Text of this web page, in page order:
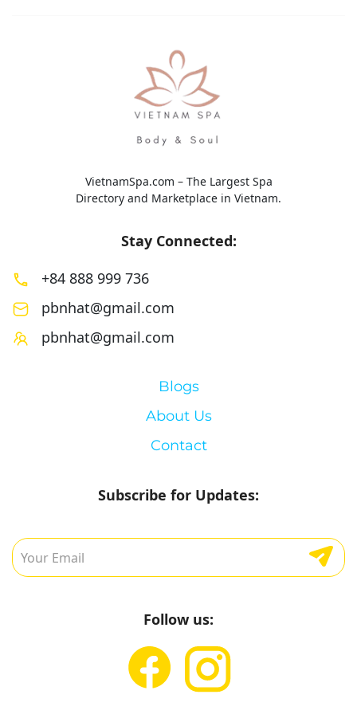
VietnamSpa.com – The Largest Spa
Directory and Marketplace in Vietnam.
Stay Connected:
+84 888 999 736
pbnhat@gmail.com
pbnhat@gmail.com
Blogs
About Us
Contact
Subscribe for Updates:
Follow us: